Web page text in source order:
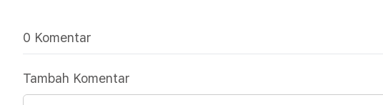
0 Komentar
Tambah Komentar